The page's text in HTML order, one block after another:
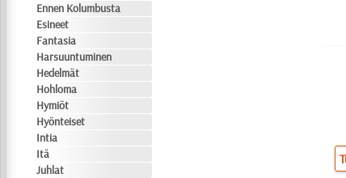
Ennen Kolumbusta
Esineet
Fantasia
Harsuuntuminen
Hedelmät
Hohloma
Hymiöt
Hyönteiset
Intia
Itä
Juhlat